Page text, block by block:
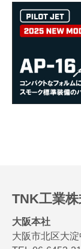
TNK工業
大阪本社
大阪市北区大